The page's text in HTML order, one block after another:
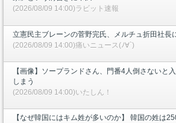
(2026/08/09 14:00)ラビット速報
立憲民主ブレーンの菅野完氏、メルチュ折田社長
(2026/08/09 14:00)痛いニュース(ﾉ∀`)
【画像】ソープランドさん、門番4人倒さないと
しまう
(2026/08/09 14:00)いたしん！
【なぜ韓国にはキム姓が多いのか】 韓国の姓は